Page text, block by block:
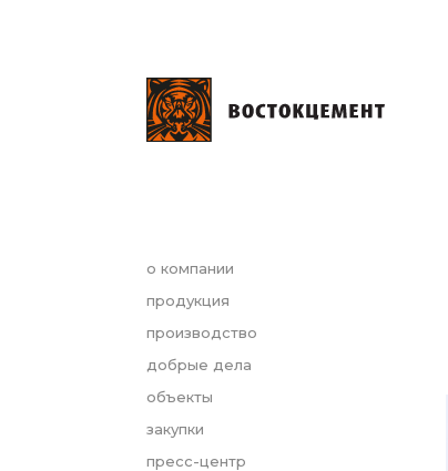
о компании
продукция
производство
добрые дела
объекты
закупки
пресс-центр